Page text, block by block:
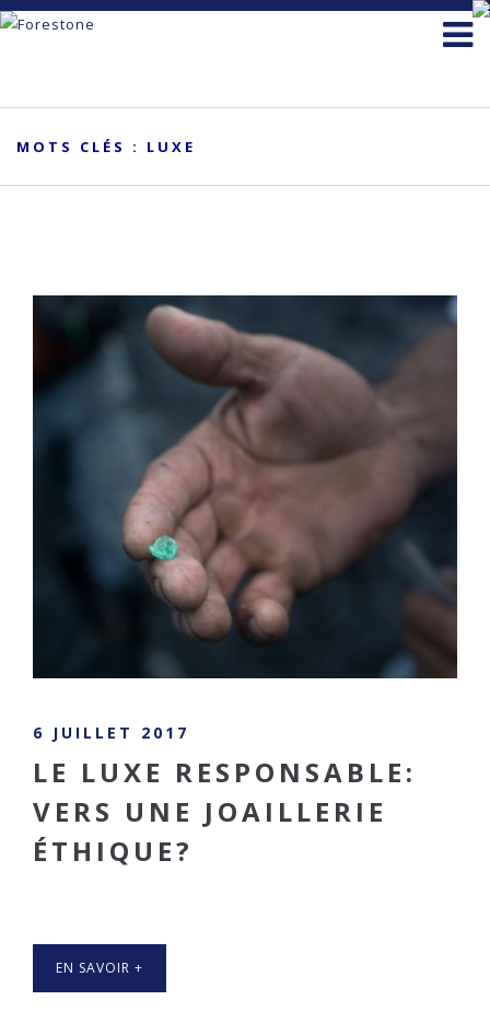
MOTS CLÉS : LUXE
6 JUILLET 2017
LE LUXE RESPONSABLE:
VERS UNE JOAILLERIE
ÉTHIQUE?
EN SAVOIR +